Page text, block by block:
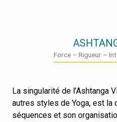
Force – Rigueur –
La singularité de l’Ashtanga
autres styles de Yoga, est la
séquences et son